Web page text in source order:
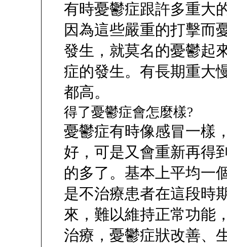
有時憂鬱症跟許多重大
因為這些嚴重的打擊而
發生，就莫名的憂鬱起
症的發生。有長期重大
都高。
得了憂鬱症會怎麼樣?
憂鬱症有時像感冒一樣
好，可是又會重新再得
的多了。基本上平均一
是不治療患者在這段時
來，難以維持正常功能
治療，憂鬱症狀改善、